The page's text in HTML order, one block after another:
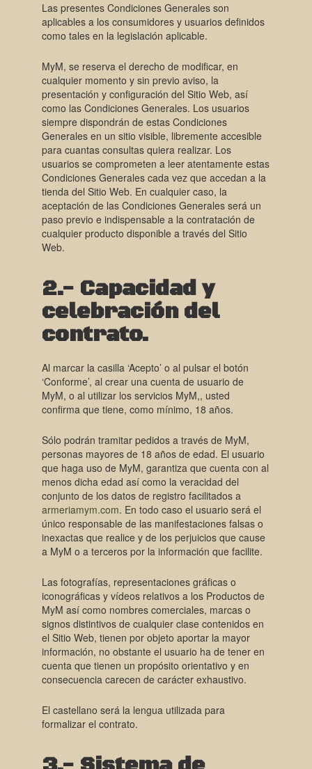
Las presentes Condiciones Generales son
aplicables a los consumidores y usuarios definidos
como tales en la legislación aplicable.
MyM, se reserva el derecho de modificar, en
cualquier momento y sin previo aviso, la
presentación y configuración del Sitio Web, así
como las Condiciones Generales. Los usuarios
siempre dispondrán de estas Condiciones
Generales en un sitio visible, libremente accesible
para cuantas consultas quiera realizar. Los
usuarios se comprometen a leer atentamente estas
Condiciones Generales cada vez que accedan a la
tienda del Sitio Web. En cualquier caso, la
aceptación de las Condiciones Generales será un
paso previo e indispensable a la contratación de
cualquier producto disponible a través del Sitio
Web.
2.- Capacidad y
celebración del
contrato.
Al marcar la casilla ‘Acepto’ o al pulsar el botón
‘Conforme’, al crear una cuenta de usuario de
MyM, o al utilizar los servicios MyM,, usted
confirma que tiene, como mínimo, 18 años.
Sólo podrán tramitar pedidos a través de MyM,
personas mayores de 18 años de edad. El usuario
que haga uso de MyM, garantiza que cuenta con al
menos dicha edad así como la veracidad del
conjunto de los datos de registro facilitados a
armeriamym.com. En todo caso el usuario será el
único responsable de las manifestaciones falsas o
inexactas que realice y de los perjuicios que cause
a MyM o a terceros por la información que facilite.
Las fotografías, representaciones gráficas o
iconográficas y vídeos relativos a los Productos de
MyM así como nombres comerciales, marcas o
signos distintivos de cualquier clase contenidos en
el Sitio Web, tienen por objeto aportar la mayor
información, no obstante el usuario ha de tener en
cuenta que tienen un propósito orientativo y en
consecuencia carecen de carácter exhaustivo.
El castellano será la lengua utilizada para
formalizar el contrato.